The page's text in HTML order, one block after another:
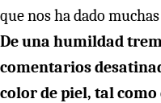
que nos ha dado
De una humildad
comentarios
color de piel, tal